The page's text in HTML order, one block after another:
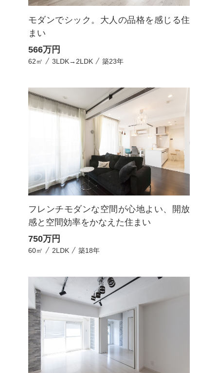
モダンでシック。大人の品格を感じる住
まい
566万円
62㎡ 3LDK→2LDK 築23年
フレンチモダンな空間が心地よい、開放
感と空間効率をかなえた住まい
750万円
60㎡ 2LDK 築18年